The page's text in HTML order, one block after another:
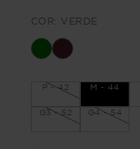
COR: VERDE
P - 42 M - 44
G3 - 52 G4 - 54